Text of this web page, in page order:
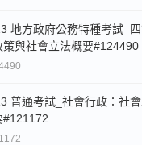
地方政府公務特種考試_
策與社會立法概要#124490
普通考試_社會行政：社
#121172